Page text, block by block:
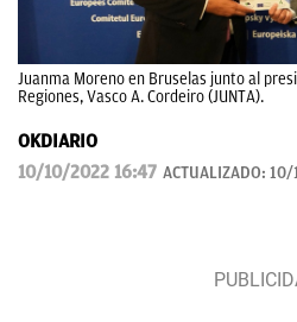
Juanma Moreno en Bruselas junto al
Regiones, Vasco A. Cordeiro (JUNTA).
OKDIARIO
10/10/2022 16:47 ACTUALIZADO: 10/